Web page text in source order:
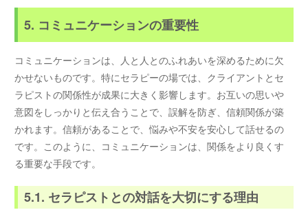
5. コミュニケーションの重要性
コミュニケーションは、人と人とのふれあいを深めるために欠
かせないものです。特にセラピーの場では、クライアントとセ
ラピストの関係性が成果に大きく影響します。お互いの思いや
意図をしっかりと伝え合うことで、誤解を防ぎ、信頼関係が築
かれます。信頼があることで、悩みや不安を安心して話せるの
です。このように、コミュニケーションは、関係をより良くす
る重要な手段です。
5.1. セラピストとの対話を大切にする理由